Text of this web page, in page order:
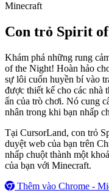
Minecraft
Con trỏ Spirit
Khám phá những rung
of the Night! Hoàn hảo
sự lôi cuốn huyền bí vào
được thiết kế cho các nhà
ẩn của trò chơi. Nó cung
nhân trong khi bạn nhấp
Tại CursorLand, con trỏ
duyệt web của bạn trên
nhấp chuột thành một
của bạn với Minecraft.
Thêm vào Chrome -